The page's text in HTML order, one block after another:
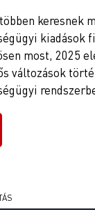
keresnek
kiadások
most, 2025
változások